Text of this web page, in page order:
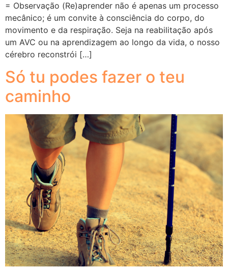
= Observação (Re)aprender não é apenas um processo
mecânico; é um convite à consciência do corpo, do
movimento e da respiração. Seja na reabilitação após
um AVC ou na aprendizagem ao longo da vida, o nosso
cérebro reconstrói […]
Só tu podes fazer o teu
caminho